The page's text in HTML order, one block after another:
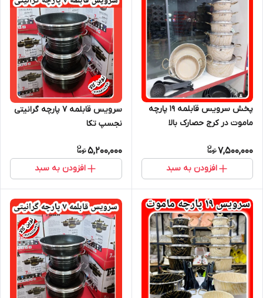
پخش سرویس قابلمه ۱۹ پارچه
ماموت در کرج حصارک بالا
7,500,000
افزودن به سبد
سرویس قابلمه ۷ پارچه گرانیتی
نجسپ تکا
5,200,000
افزودن به سبد